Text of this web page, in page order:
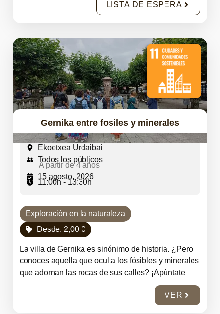
LISTA DE ESPERA
Gernika entre fosiles y minerales
Ekoetxea Urdaibai
Todos los públicos
A partir de 4 años
15 agosto, 2026
11:00h - 13:30h
Exploración en la naturaleza
Desde: 2,00 €
La villa de Gernika es sinónimo de historia. ¿Pero
conoces aquella que oculta los fósibles y minerales
que adornan las rocas de sus calles? ¡Apúntate
VER